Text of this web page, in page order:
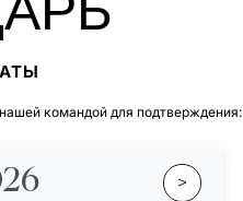
командой для подтверждения:
>